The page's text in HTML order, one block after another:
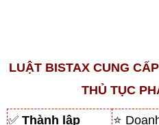
LUẬT BISTAX CUNG
THỦ TỤC
✅ Thành lập
⭐